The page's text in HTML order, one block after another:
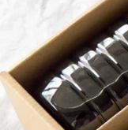
年、8代目
大切にし
た会社、商
ウ」や本